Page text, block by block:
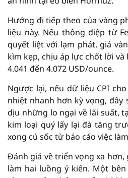
Hướng đi tiếp theo của vàng
liệu này. Nếu thông điệp từ
quyết liệt với lạm phát, giá
kìm kẹp, chịu áp lực chốt lời
4.041 đến 4.072 USD/ounce.
Ngược lại, nếu dữ liệu CPI
nhiệt nhanh hơn kỳ vọng, đây
dịu những lo ngại về lãi suất,
kim loại quý lấy lại đà tăng
xong cú sốc từ báo cáo việc
Đánh giá về triển vọng xa
làm hai luồng ý kiến. Một